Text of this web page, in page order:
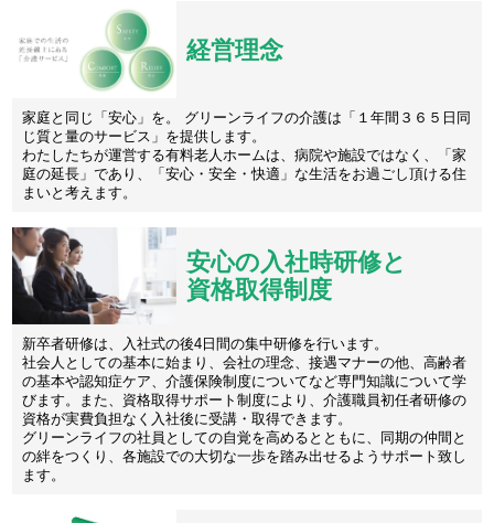
経営理念
家庭と同じ「安心」を。 グリーンライフの介護は「１年間３６５日同
じ質と量のサービス」を提供します。
わたしたちが運営する有料老人ホームは、病院や施設ではなく、「家
庭の延長」であり、「安心・安全・快適」な生活をお過ごし頂ける住
まいと考えます。
安心の入社時研修と
資格取得制度
新卒者研修は、入社式の後4日間の集中研修を行います。
社会人としての基本に始まり、会社の理念、接遇マナーの他、高齢者
の基本や認知症ケア、介護保険制度についてなど専門知識について学
びます。また、資格取得サポート制度により、介護職員初任者研修の
資格が実費負担なく入社後に受講・取得できます。
グリーンライフの社員としての自覚を高めるとともに、同期の仲間と
の絆をつくり、各施設での大切な一歩を踏み出せるようサポート致し
ます。